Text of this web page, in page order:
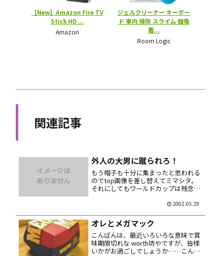
関連記事
外人の大男に蹴られろ！
もう帽子も十分に集まったと思われる
のでtop画像を差し替えてミマシタ。
それにしてもワールドカップは残念で
しみ。 ところで某オークションの出品
悪しからず。
2002.05.29
オレとメガマック
こんばんは、最近いろいろな意味で賞
味期限切れな worth坊やですが、皆様
いかがお過ごしでしょうか……こんな